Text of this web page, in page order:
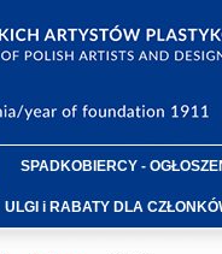
SPADKOBIERCY -
ULGI i RABATY DLA